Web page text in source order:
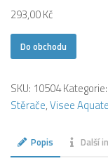
293,00Kč
Do obchodu
SKU: 10504Kategorie:
Stěrače,Visee
Popis Další